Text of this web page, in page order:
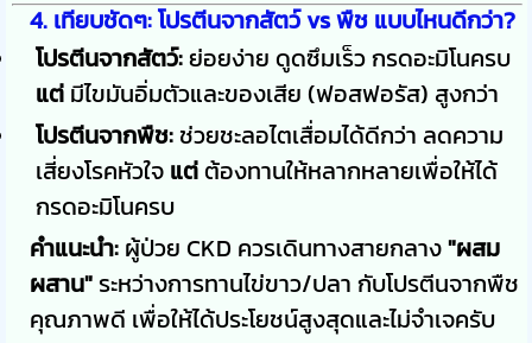
4. เทียบชัดๆ: โปรตีนจากสัตว์ vs พืช แบบไหนดีกว่า?
โปรตีนจากสัตว์:ย่อยง่าย ดูดซึมเร็ว กรดอะมิโนครบ
แต่ มีไขมันอิ่มตัวและของเสีย (ฟอสฟอรัส) สูงกว่า
โปรตีนจากพืช: ช่วยชะลอไตเสื่อมได้ดีกว่า ลดความ
เสี่ยงโรคหัวใจ แต่ต้องทานให้หลากหลายเพื่อให้ได้
กรดอะมิโนครบ
คำแนะนำ: ผู้ป่วย CKD ควรเดินทางสายกลาง"ผสม
ผสาน" ระหว่างการทานไข่ขาว/ปลา กับโปรตีนจากพืช
คุณภาพดี เพื่อให้ได้ประโยชน์สูงสุดและไม่จำเจครับ